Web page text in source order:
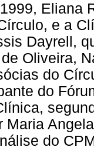
Eliana
e a
Dayrell,
Oliveira,
do
do
Maria
do